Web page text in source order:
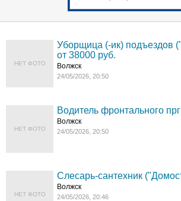
НЕТ ФОТО
Уборщица (-ик) подъездов
от 38000 руб.
Волжск
24/05/2026, 20:50
НЕТ ФОТО
Водитель фронтального
Волжск
24/05/2026, 20:50
НЕТ ФОТО
Слесарь-сантехник
Волжск
24/05/2026, 20:46